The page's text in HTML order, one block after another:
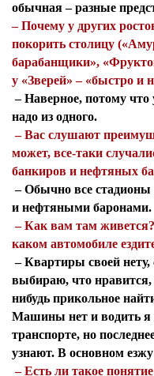
обычная – разные
– Почему у других
покорить столицу
барабанщики»,
у «Зверей» – «быстро и
– Наверное, потому что
надо из одного.
– Вас слушают
может, все-таки
банкиров и нефтяных
– Обычно все
и нефтяными баронами.
– Как вам там
каком автомобиле
– Квартиры своей
выбираю, что
нибудь прикольное
Машины нет и водить я
транспорте, но
узнают. В основном
– Есть ли такое